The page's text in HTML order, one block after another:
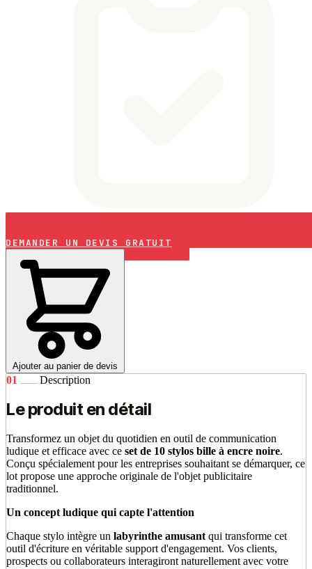
DEMANDER UN DEVIS GRATUIT
Ajouter au panier de devis
01 Description
Le produit en détail
Transformez un objet du quotidien en outil de communication
ludique et efficace avec ce set de 10 stylos bille à encre noire.
Conçu spécialement pour les entreprises souhaitant se démarquer, ce
lot propose une approche originale de l'objet publicitaire
traditionnel.
Un concept ludique qui capte l'attention
Chaque stylo intègre un labyrinthe amusant qui transforme cet
outil d'écriture en véritable support d'engagement. Vos clients,
prospects ou collaborateurs interagiront naturellement avec votre